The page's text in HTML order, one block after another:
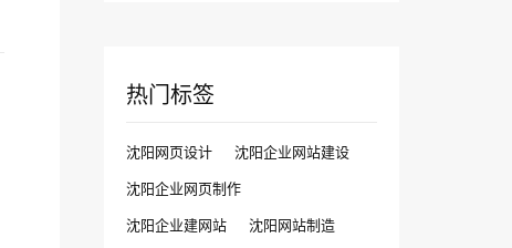
热门标签
沈阳网页设计 沈阳企业网站建设
沈阳企业网页制作
沈阳企业建网站 沈阳网站制造